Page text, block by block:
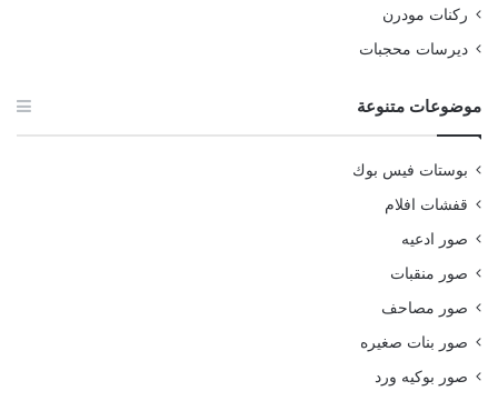
ركنات مودرن
ديرسات محجبات
موضوعات متنوعة
بوستات فيس بوك
قفشات افلام
صور ادعيه
صور منقبات
صور مصاحف
صور بنات صغيره
صور بوكيه ورد